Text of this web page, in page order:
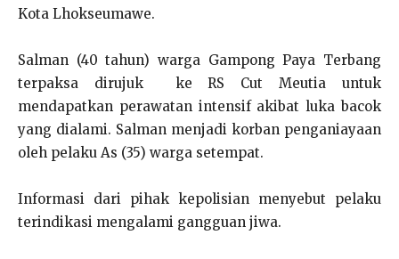
Kota Lhokseumawe.
Salman (40 tahun) warga Gampong Paya Terbang
terpaksa dirujuk ke RS Cut Meutia untuk
mendapatkan perawatan intensif akibat luka bacok
yang dialami. Salman menjadi korban penganiayaan
oleh pelaku As (35) warga setempat.
Informasi dari pihak kepolisian menyebut pelaku
terindikasi mengalami gangguan jiwa.